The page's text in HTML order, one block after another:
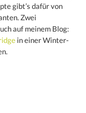
gibt’s dafür von
Zwei
auf meinem Blog:
in einer Winter-